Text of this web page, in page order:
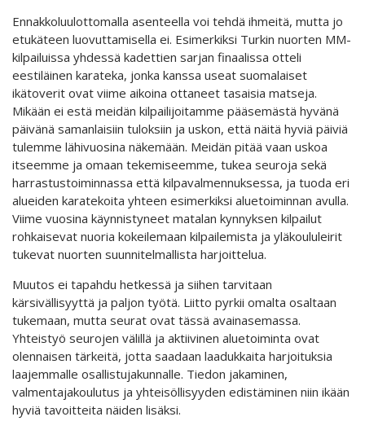
Ennakkoluulottomalla asenteella voi tehdä ihmeitä, mutta jo
etukäteen luovuttamisella ei. Esimerkiksi Turkin nuorten MM-
kilpailuissa yhdessä kadettien sarjan finaalissa otteli
eestiläinen karateka, jonka kanssa useat suomalaiset
ikätoverit ovat viime aikoina ottaneet tasaisia matseja.
Mikään ei estä meidän kilpailijoitamme pääsemästä hyvänä
päivänä samanlaisiin tuloksiin ja uskon, että näitä hyviä päiviä
tulemme lähivuosina näkemään. Meidän pitää vaan uskoa
itseemme ja omaan tekemiseemme, tukea seuroja sekä
harrastustoiminnassa että kilpavalmennuksessa, ja tuoda eri
alueiden karatekoita yhteen esimerkiksi aluetoiminnan avulla.
Viime vuosina käynnistyneet matalan kynnyksen kilpailut
rohkaisevat nuoria kokeilemaan kilpailemista ja yläkoululeirit
tukevat nuorten suunnitelmallista harjoittelua.
Muutos ei tapahdu hetkessä ja siihen tarvitaan
kärsivällisyyttä ja paljon työtä. Liitto pyrkii omalta osaltaan
tukemaan, mutta seurat ovat tässä avainasemassa.
Yhteistyö seurojen välillä ja aktiivinen aluetoiminta ovat
olennaisen tärkeitä, jotta saadaan laadukkaita harjoituksia
laajemmalle osallistujakunnalle. Tiedon jakaminen,
valmentajakoulutus ja yhteisöllisyyden edistäminen niin ikään
hyviä tavoitteita näiden lisäksi.